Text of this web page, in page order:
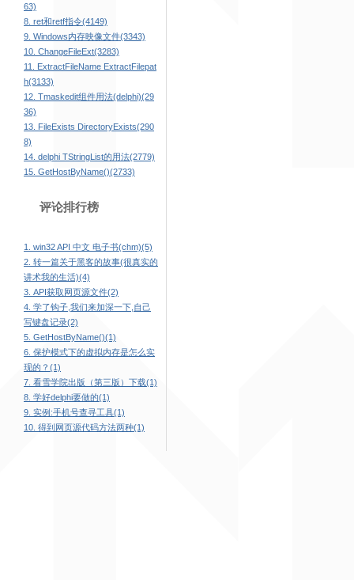
63)
8. ret和retf指令(4149)
9. Windows内存映像文件(3343)
10. ChangeFileExt(3283)
11. ExtractFileName ExtractFilepat
h(3133)
12. Tmaskedit组件用法(delphi)(29
36)
13. FileExists DirectoryExists(290
8)
14. delphi TStringList的用法(2779)
15. GetHostByName()(2733)
评论排行榜
1. win32 API 中文 电子书(chm)(5)
2. 转一篇关于黑客的故事(很真实的
讲术我的生活)(4)
3. API获取网页源文件(2)
4. 学了钩子,我们来加深一下,自己
写键盘记录(2)
5. GetHostByName()(1)
6. 保护模式下的虚拟内存是怎么实
现的？(1)
7. 看雪学院出版（第三版）下载(1)
8. 学好delphi要做的(1)
9. 实例:手机号查寻工具(1)
10. 得到网页源代码方法两种(1)